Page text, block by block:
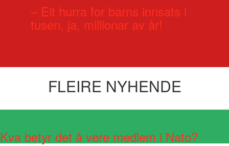
– Eit hurra for barns innsats i
tusen, ja, millionar av år!
FLEIRE NYHENDE
Kva betyr det å vere medlem i Nato?